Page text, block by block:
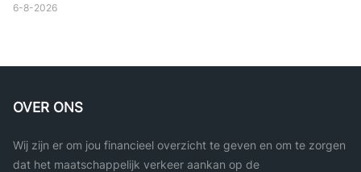
6-8-2026
OVER ONS
Wij zijn er om jou financieel overzicht te geven en om te zorgen
dat het maatschappelijk verkeer aankan op de